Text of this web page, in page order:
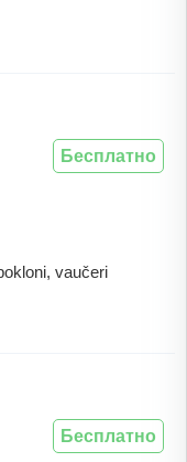
vaučeri
Бесплатно
Бесплатно